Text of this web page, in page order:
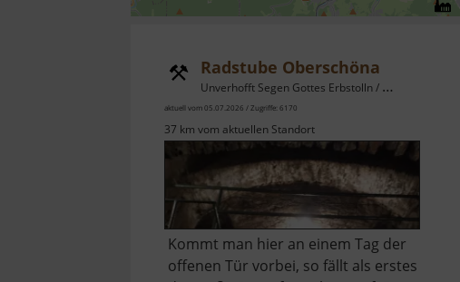
Radstube Oberschöna
Unverhofft Segen Gottes Erbstolln / Osterzgebirge
aktuell vom 05.07.2026 / Zugriffe: 6170
37 km vom aktuellen Standort
Kommt man hier an einem Tag der
offenen Tür vorbei, so fällt als erstes